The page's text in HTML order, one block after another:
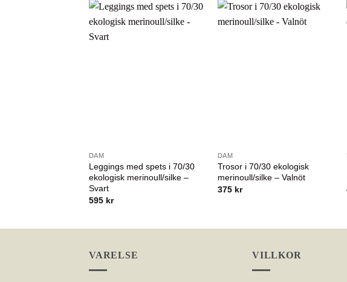
DAM
Leggings med spets i 70/30
ekologisk merinoull/silke –
Svart
595 kr
DAM
Trosor i 70/30 ekologisk
merinoull/silke – Valnöt
375 kr
VARELSE VILLKOR